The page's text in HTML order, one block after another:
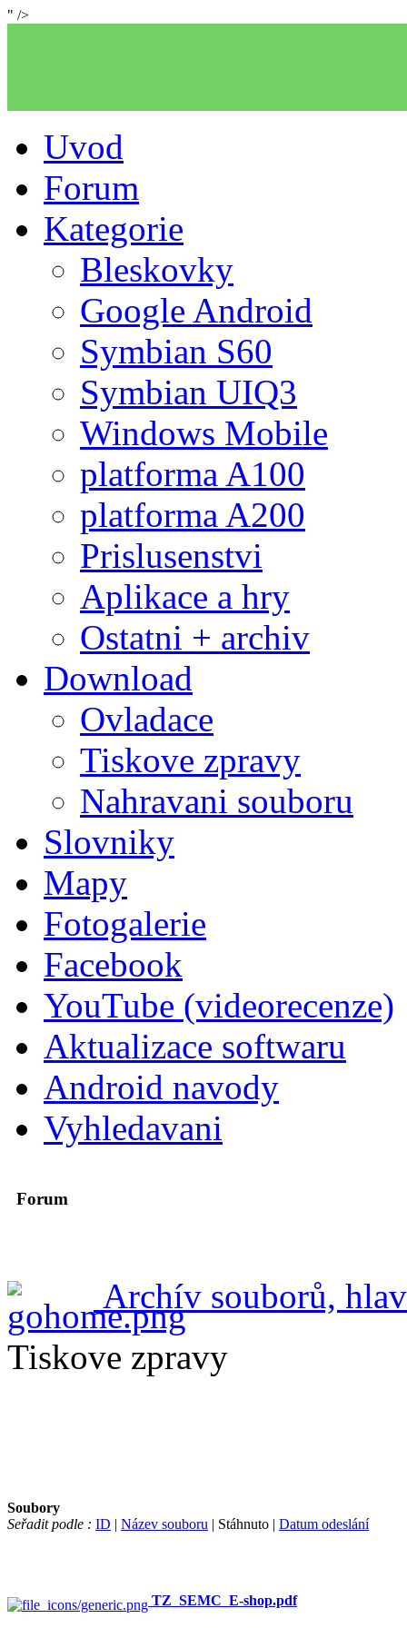
" />
Uvod
Forum
Kategorie
Bleskovky
Google Android
Symbian S60
Symbian UIQ3
Windows Mobile
platforma A100
platforma A200
Prislusenstvi
Aplikace a hry
Ostatni + archiv
Download
Ovladace
Tiskove zpravy
Nahravani souboru
Slovniky
Mapy
Fotogalerie
Facebook
YouTube (videorecenze)
Aktualizace softwaru
Android navody
Vyhledavani
Forum
Archív souborů,
Tiskove zpravy
Soubory
Seřadit podle : ID | Název souboru | Stáhnuto | Datum odeslání
TZ_SEMC_E-shop.pdf